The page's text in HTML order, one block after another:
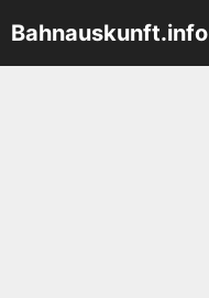
Inhalt
springen
Bahnauskunft.info